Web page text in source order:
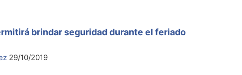
brindar seguridad durante el feriado
29/10/2019